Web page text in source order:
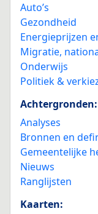
Auto’s
Gezondheid
Energieprijzen
Migratie,
Onderwijs
Politiek &
Achtergronden:
Analyses
Bronnen en
Gemeentelijke
Nieuws
Ranglijsten
Kaarten: